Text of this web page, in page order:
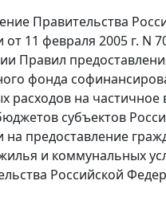
Правительства
11 февраля 2005 г. N
Правил
фонда
расходов на
субъектов
предоставление
и коммунальных
Российской